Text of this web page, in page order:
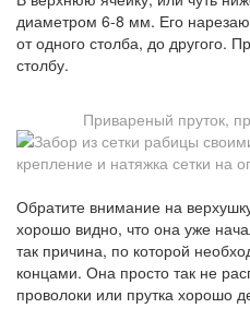
диаметром 6-8 мм. Его
от одного столба, до другого.
столбу.
Привареный пруток,
Обратите внимание на
хорошо видно, что она уже
так причина, по которой
концами. Она просто так не
проволоки или прутка хорошо